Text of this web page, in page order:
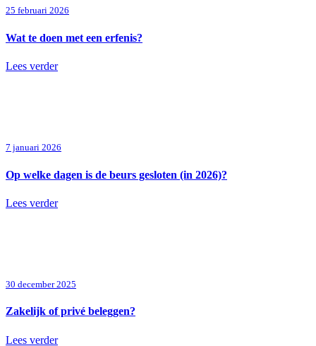
25 februari 2026
Wat te doen met een erfenis?
Lees verder
7 januari 2026
Op welke dagen is de beurs gesloten (in 2026)?
Lees verder
30 december 2025
Zakelijk of privé beleggen?
Lees verder